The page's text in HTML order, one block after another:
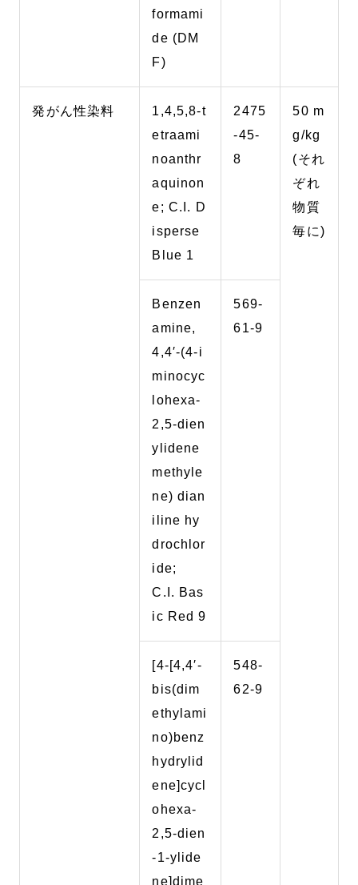
formami
de (DM
F)
発がん性染料
1,4,5,8-t
etraami
noanthr
aquinon
e; C.I. D
isperse
Blue 1
2475
-45-
8
50 m
g/kg
(それ
ぞれ
物質
毎に)
Benzen
amine,
4,4′-(4-i
minocyc
lohexa-
2,5-dien
ylidene
methyle
ne) dian
iline hy
drochlor
ide;
C.I. Bas
ic Red 9
569-
61-9
[4-[4,4′-
bis(dim
ethylami
no)benz
hydrylid
ene]cycl
ohexa-
2,5-dien
-1-ylide
ne]dime
548-
62-9